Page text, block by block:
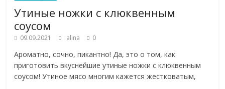
Утиные ножки с клюквенным
соусом
09.09.2021 alina 0
Ароматно, сочно, пикантно! Да, это о том, как
приготовить вкуснейшие утиные ножки с клюквенным
соусом! Утиное мясо многим кажется жестковатым,